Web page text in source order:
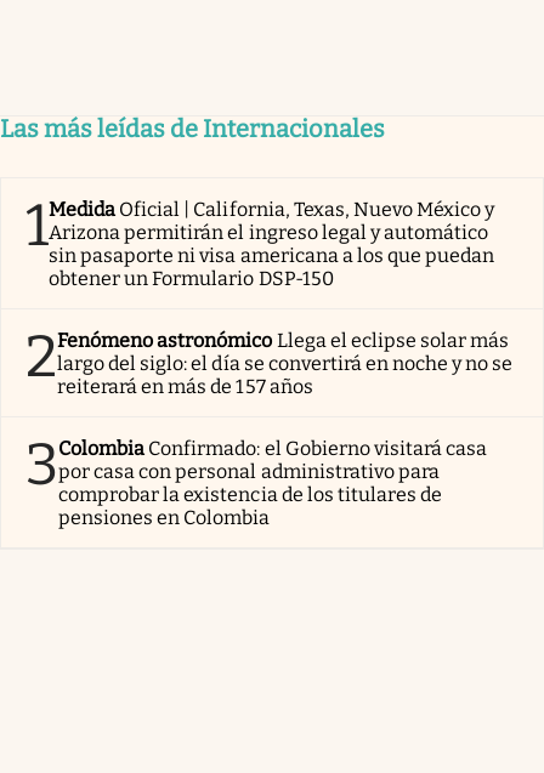
Las más leídas de Internacionales
1Medida Oficial | California, Texas, Nuevo México y
Arizona permitirán el ingreso legal y automático
sin pasaporte ni visa americana a los que puedan
obtener un Formulario DSP-150
2Fenómeno astronómico Llega el eclipse solar más
largo del siglo: el día se convertirá en noche y no se
reiterará en más de 157 años
3Colombia Confirmado: el Gobierno visitará casa
por casa con personal administrativo para
comprobar la existencia de los titulares de
pensiones en Colombia